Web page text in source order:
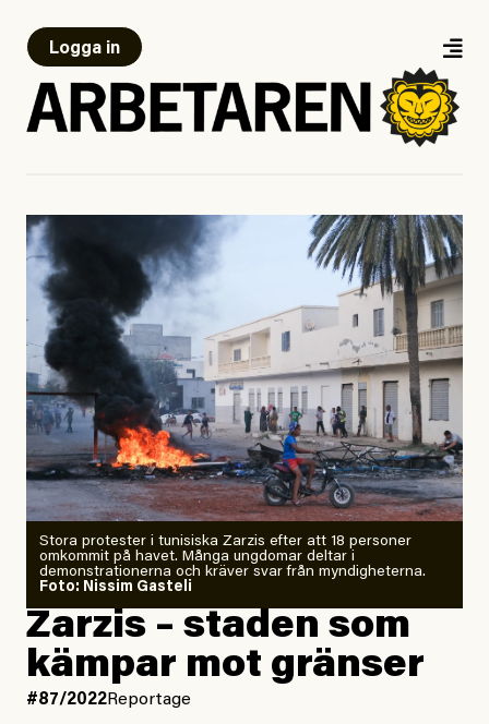
Logga in
Stora protester i tunisiska Zarzis efter att 18 personer
omkommit på havet. Många ungdomar deltar i
demonstrationerna och kräver svar från myndigheterna.
Foto: Nissim Gasteli
Zarzis – staden som
kämpar mot gränser
#87/2022Reportage